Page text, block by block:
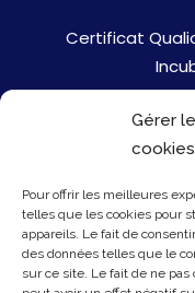
Gérer
cookies
Pour offrir les meilleures
telles que les cookies pour
appareils. Le fait de
des données telles que le
sur ce site. Le fait de ne
Certificat